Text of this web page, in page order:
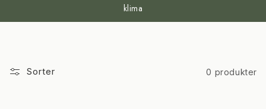
klima
Sorter 0 produkter